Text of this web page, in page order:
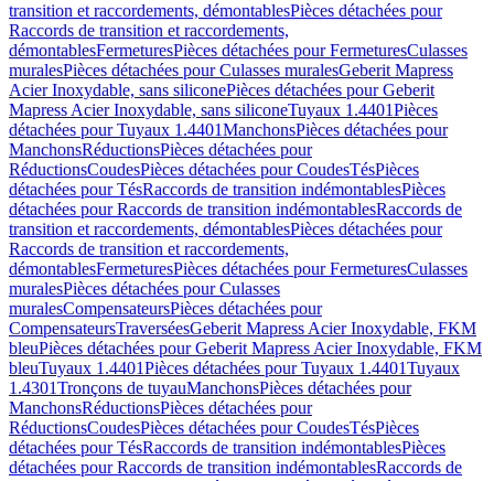
transition et raccordements, démontablesPièces détachées pour
Raccords de transition et raccordements,
démontablesFermeturesPièces détachées pour FermeturesCulasses
muralesPièces détachées pour Culasses muralesGeberit Mapress
Acier Inoxydable, sans siliconePièces détachées pour Geberit
Mapress Acier Inoxydable, sans siliconeTuyaux 1.4401Pièces
détachées pour Tuyaux 1.4401ManchonsPièces détachées pour
ManchonsRéductionsPièces détachées pour
RéductionsCoudesPièces détachées pour CoudesTésPièces
détachées pour TésRaccords de transition indémontablesPièces
détachées pour Raccords de transition indémontablesRaccords de
transition et raccordements, démontablesPièces détachées pour
Raccords de transition et raccordements,
démontablesFermeturesPièces détachées pour FermeturesCulasses
muralesPièces détachées pour Culasses
muralesCompensateursPièces détachées pour
CompensateursTraverséesGeberit Mapress Acier Inoxydable, FKM
bleuPièces détachées pour Geberit Mapress Acier Inoxydable, FKM
bleuTuyaux 1.4401Pièces détachées pour Tuyaux 1.4401Tuyaux
1.4301Tronçons de tuyauManchonsPièces détachées pour
ManchonsRéductionsPièces détachées pour
RéductionsCoudesPièces détachées pour CoudesTésPièces
détachées pour TésRaccords de transition indémontablesPièces
détachées pour Raccords de transition indémontablesRaccords de